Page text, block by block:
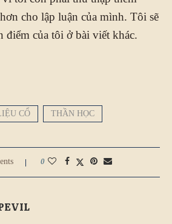
cho lập luận của mình. Tôi sẽ
điểm của tôi ở bài viết khác.
CỔ THẦN HỌC
0